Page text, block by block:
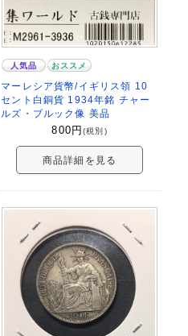
人気品 おススメ
マーレシア貨幣/イギリス領 10
セント白銅貨 1934年銘 チャー
ルズ・ブルック像 美品
800 円(税別)
商品詳細を見る